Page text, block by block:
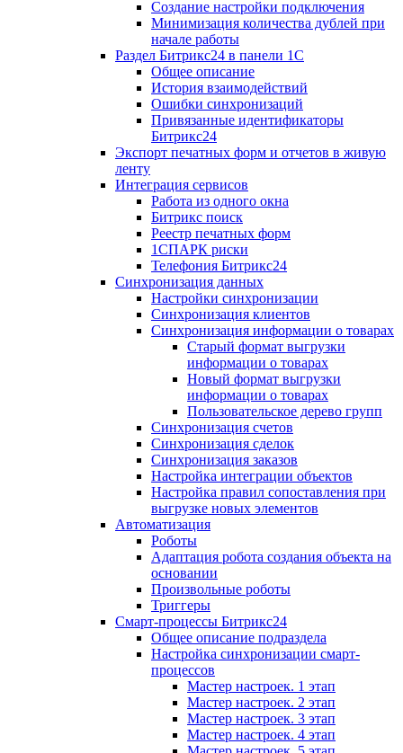
Создание настройки подключения
Минимизация количества дублей при
начале работы
Раздел Битрикс24 в панели 1С
Общее описание
История взаимодействий
Ошибки синхронизаций
Привязанные идентификаторы
Битрикс24
Экспорт печатных форм и отчетов в живую
ленту
Интеграция сервисов
Работа из одного окна
Битрикс поиск
Реестр печатных форм
1СПАРК риски
Телефония Битрикс24
Синхронизация данных
Настройки синхронизации
Синхронизация клиентов
Синхронизация информации о товарах
Старый формат выгрузки
информации о товарах
Новый формат выгрузки
информации о товарах
Пользовательское дерево групп
Синхронизация счетов
Синхронизация сделок
Синхронизация заказов
Настройка интеграции объектов
Настройка правил сопоставления при
выгрузке новых элементов
Автоматизация
Роботы
Адаптация робота создания объекта на
основании
Произвольные роботы
Триггеры
Смарт-процессы Битрикс24
Общее описание подраздела
Настройка синхронизации смарт-
процессов
Мастер настроек. 1 этап
Мастер настроек. 2 этап
Мастер настроек. 3 этап
Мастер настроек. 4 этап